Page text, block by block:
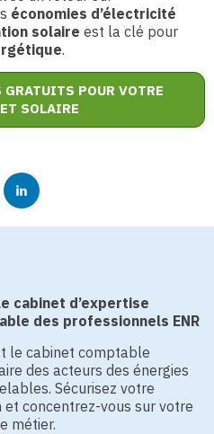
économies d’électricité
solaire est la clé pour
.
GRATUITS POUR VOTRE
SOLAIRE
cabinet d’expertise
des professionnels ENR
le cabinet comptable
des acteurs des énergies
Sécurisez votre
et concentrez-vous sur votre
métier.